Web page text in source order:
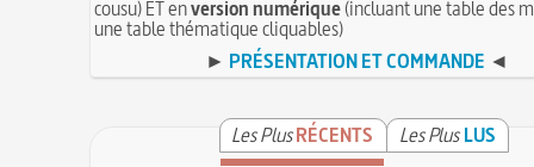
cousu) ET enversion numérique(incluant une table des
une table thématique cliquables)
► PRÉSENTATION ET COMMANDE ◄
Les PlusRÉCENTS Les Plus LUS